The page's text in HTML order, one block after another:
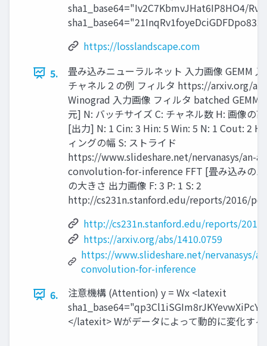
https://losslandscape.com
5.
畳み込みニューラルネット 入力画像 GEMM
チャネル２の例 フィルタ https://arxiv.org/
Winograd 入力画像 フィルタ batched GEMM
元] N: バッチサイズ C: チャネル数 H: 画像の
[出力] N: 1 Cin: 3 Hin: 5 Win: 5 N: 1 Cout: 2
ィングの幅 S: ストライド
https://www.slideshare.net/nervanasys/an-
convolution-for-inference FFT [畳み込みのパ
の大きさ 出力画像 F: 3 P: 1 S: 2
http://cs231n.stanford.edu/reports/2016/
http://cs231n.stanford.edu/reports/
https://arxiv.org/abs/1410.0759
https://www.slideshare.net/nervanasys/
convolution-for-inference
6.
注意機構 (Attention) y = Wx <latexit
</latexit> Wがデータによって動的に変化す